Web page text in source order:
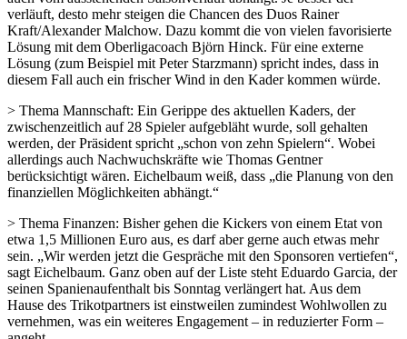
verläuft, desto mehr steigen die Chancen des Duos Rainer
Kraft/Alexander Malchow. Dazu kommt die von vielen favorisierte
Lösung mit dem Oberligacoach Björn Hinck. Für eine externe
Lösung (zum Beispiel mit Peter Starzmann) spricht indes, dass in
diesem Fall auch ein frischer Wind in den Kader kommen würde.
> Thema Mannschaft: Ein Gerippe des aktuellen Kaders, der
zwischenzeitlich auf 28 Spieler aufgebläht wurde, soll gehalten
werden, der Präsident spricht „schon von zehn Spielern“. Wobei
allerdings auch Nachwuchskräfte wie Thomas Gentner
berücksichtigt wären. Eichelbaum weiß, dass „die Planung von den
finanziellen Möglichkeiten abhängt.“
> Thema Finanzen: Bisher gehen die Kickers von einem Etat von
etwa 1,5 Millionen Euro aus, es darf aber gerne auch etwas mehr
sein. „Wir werden jetzt die Gespräche mit den Sponsoren vertiefen“,
sagt Eichelbaum. Ganz oben auf der Liste steht Eduardo Garcia, der
seinen Spanienaufenthalt bis Sonntag verlängert hat. Aus dem
Hause des Trikotpartners ist einstweilen zumindest Wohlwollen zu
vernehmen, was ein weiteres Engagement – in reduzierter Form –